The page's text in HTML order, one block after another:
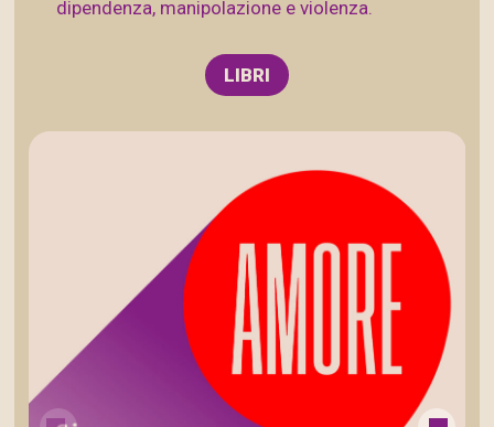
dipendenza, manipolazione e violenza.
LIBRI